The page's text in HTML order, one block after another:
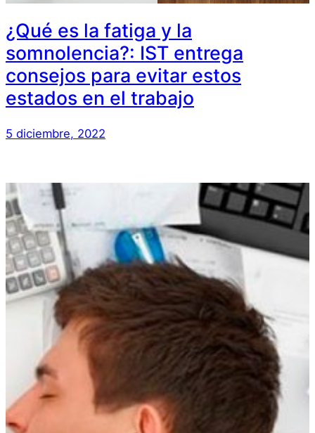
¿Qué es la fatiga y la
somnolencia?: IST entrega
consejos para evitar estos
estados en el trabajo
5 diciembre, 2022